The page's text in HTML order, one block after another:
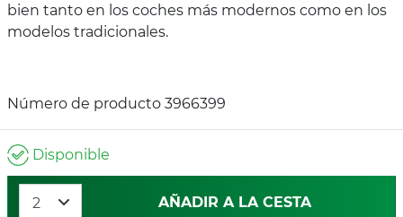
bien tanto en los coches más modernos como en los
modelos tradicionales.
Número de producto 3966399
Disponible
AÑADIR A LA CESTA